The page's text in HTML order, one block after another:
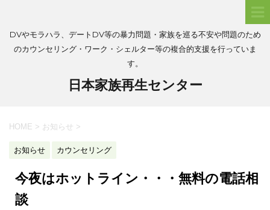
DVやモラハラ、デートDV等の暴力問題・家族を巡る不安や問題のため
のカウンセリング・ワーク・シェルター等の複合的支援を行っていま
す。
日本家族再生センター
HOME > お知らせ >
お知らせ カウンセリング
今夜はホットライン・・・無料の電話相
談